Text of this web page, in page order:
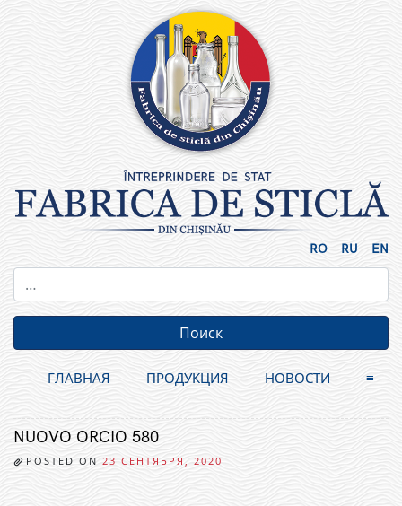
RO RU EN
ГЛАВНАЯ ПРОДУКЦИЯ НОВОСТИ ≡
NUOVO ORCIO 580
POSTED ON 23 СЕНТЯБРЯ, 2020